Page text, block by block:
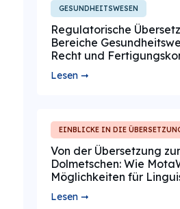
GESUNDHEITSWESEN
Regulatorische
Bereiche
Recht und
Lesen ➞
EINBLICKE IN DIE
Von der Übersetzung
Dolmetschen: Wie
Möglichkeiten für
Lesen ➞